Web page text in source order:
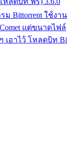
ม Bittorrent ใช้งาน
แต่ขนาดไฟล์
เอาไว้ โหลดบิท Bi